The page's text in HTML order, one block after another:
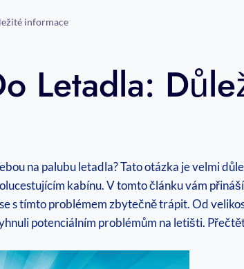
informace
Letadla:
na palubu letadla? Tato otázka je velmi
kabínu. V tomto článku vám
s tímto problémem zbytečně trápit. Od
potenciálním problémům na letišti.